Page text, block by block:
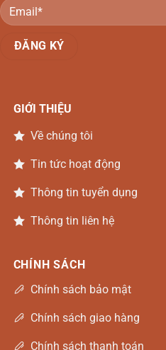
GIỚI THIỆU
Về chúng tôi
Tin tức hoạt động
Thông tin tuyển dụng
Thông tin liên hệ
CHÍNH SÁCH
Chính sách bảo mật
Chính sách giao hàng
Chính sách thanh toán